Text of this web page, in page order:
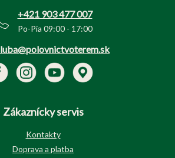
+421 903 477 007
Po-Pia 09:00 - 17:00
luba@polovnictvoterem.sk
Zákaznícky servis
Kontakty
Doprava a platba